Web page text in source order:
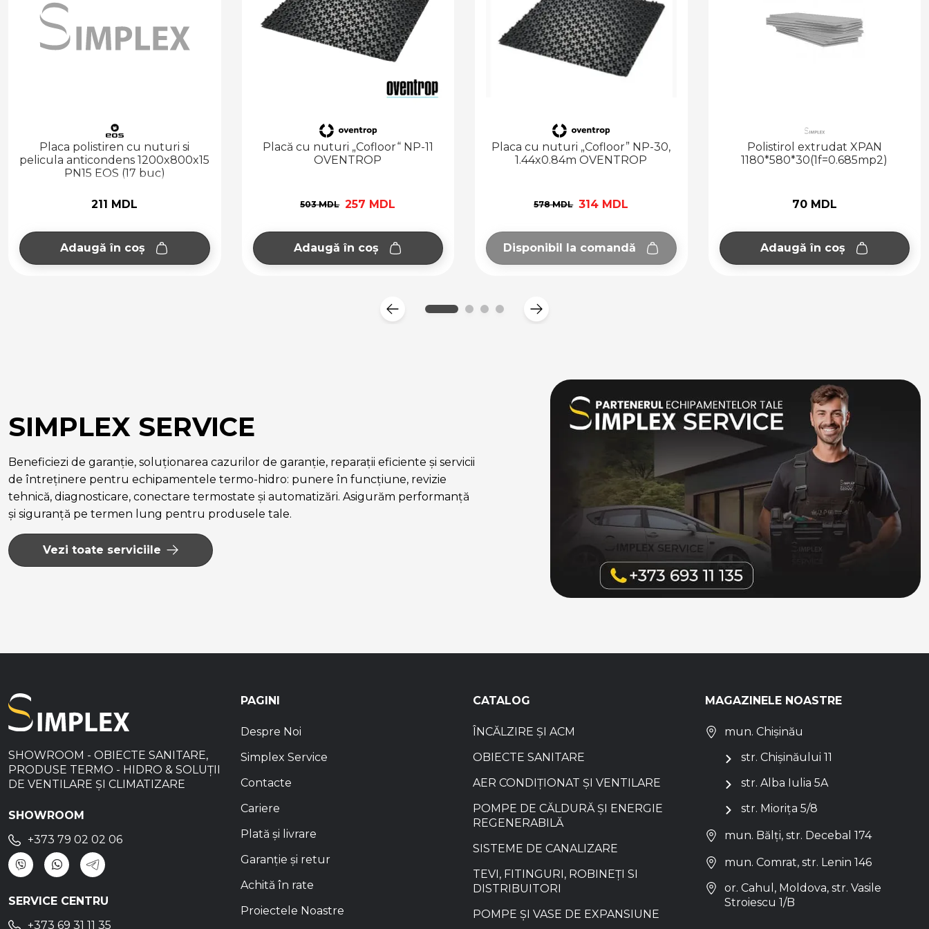
Placă cu nuturi „Cofloor“ NP-11
OVENTROP
503 MDL 257 MDL
Adaugă în coș
Placa cu nuturi „Cofloor” NP-30,
1.44x0.84m OVENTROP
578 MDL 314 MDL
Disponibil la comandă
Polistirol extrudat XPAN
1180*580*30(1f=0.685mp2)
70 MDL
Adaugă în coș
Polistirol extrudat XPAN
1180*580*40(1f=0.685mp2)
84 MDL
Adaugă în coș
SIMPLEX SERVICE
Beneficiezi de garanție, soluționarea cazurilor de garanție, reparații eficiente și servicii
de întreținere pentru echipamentele termo-hidro: punere în funcțiune, revizie
tehnică, diagnosticare, conectare termostate și automatizări. Asigurăm performanță
și siguranță pe termen lung pentru produsele tale.
Vezi toate serviciile
SHOWROOM - OBIECTE SANITARE,
PRODUSE TERMO - HIDRO & SOLUȚII
DE VENTILARE ȘI CLIMATIZARE
SHOWROOM
+373 79 02 02 06
SERVICE CENTRU
+373 69 31 11 35
PAGINI
Despre Noi
Simplex Service
Contacte
Cariere
Plată și livrare
Garanție și retur
Achită în rate
Proiectele Noastre
CATALOG
ÎNCĂLZIRE ȘI ACM
OBIECTE SANITARE
AER CONDIȚIONAT ȘI VENTILARE
POMPE DE CĂLDURĂ ȘI ENERGIE
REGENERABILĂ
SISTEME DE CANALIZARE
TEVI, FITINGURI, ROBINEȚI SI
DISTRIBUITORI
POMPE ȘI VASE DE EXPANSIUNE
MAGAZINELE NOASTRE
mun. Chișinău
str. Chișinăului 11
str. Alba Iulia 5A
str. Miorița 5/8
mun. Bălți, str. Decebal 174
mun. Comrat, str. Lenin 146
or. Cahul, Moldova, str. Vasile
Stroiescu 1/B